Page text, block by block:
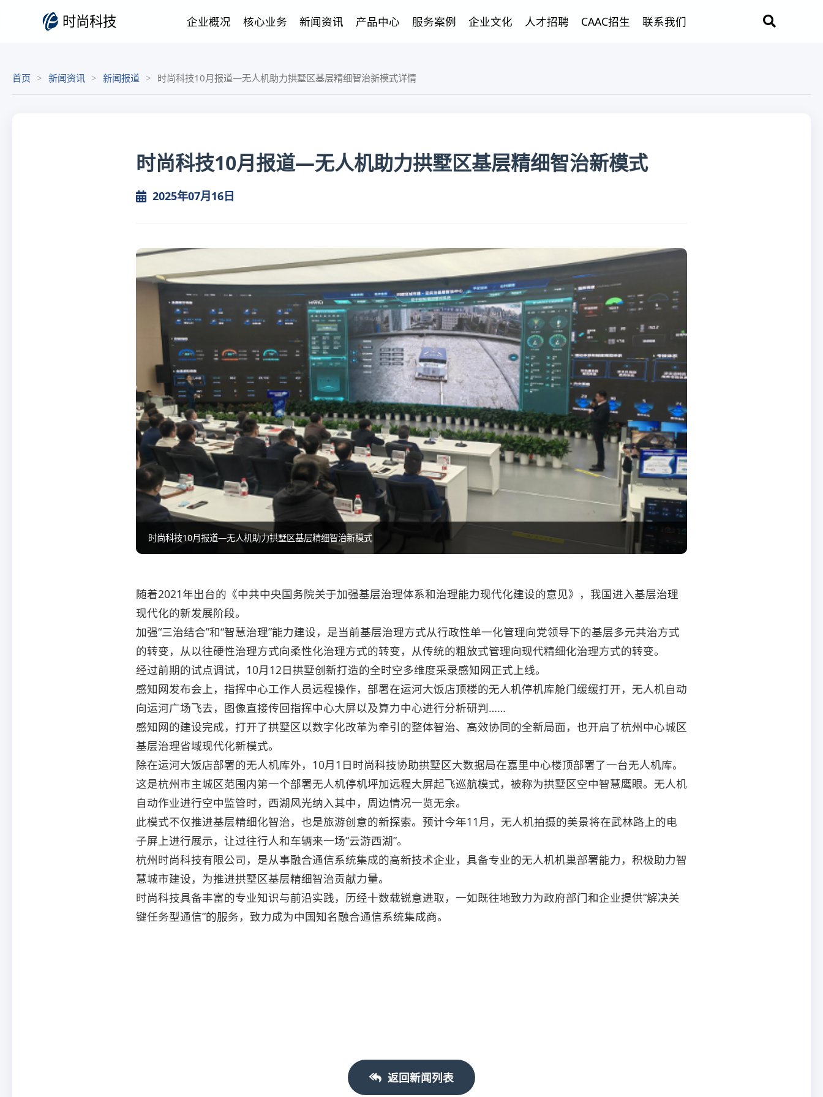
时尚科技 企业概况 核心业务 新闻资讯 产品中心 服务案例 企业文化 人才招聘 CAAC招生 联系我们
首页 新闻资讯 新闻报道 时尚科技10月报道—无人机助力拱墅区基层精细智治新模式详情
时尚科技10月报道—无人机助力拱墅区基层精细智治新模式
2025年07月16日
时尚科技10月报道—无人机助力拱墅区基层精细智治新模式
随着2021年出台的《中共中央国务院关于加强基层治理体系和治理能力现代化建设的意见》，我国进入基层治理
现代化的新发展阶段。
加强“三治结合”和“智慧治理”能力建设，是当前基层治理方式从行政性单一化管理向党领导下的基层多元共治方式
的转变，从以往硬性治理方式向柔性化治理方式的转变，从传统的粗放式管理向现代精细化治理方式的转变。
经过前期的试点调试，10月12日拱墅创新打造的全时空多维度采录感知网正式上线。
感知网发布会上，指挥中心工作人员远程操作，部署在运河大饭店顶楼的无人机停机库舱门缓缓打开，无人机自动
向运河广场飞去，图像直接传回指挥中心大屏以及算力中心进行分析研判……
感知网的建设完成，打开了拱墅区以数字化改革为牵引的整体智治、高效协同的全新局面，也开启了杭州中心城区
基层治理省域现代化新模式。
除在运河大饭店部署的无人机库外，10月1日时尚科技协助拱墅区大数据局在嘉里中心楼顶部署了一台无人机库。
这是杭州市主城区范围内第一个部署无人机停机坪加远程大屏起飞巡航模式，被称为拱墅区空中智慧鹰眼。无人机
自动作业进行空中监管时，西湖风光纳入其中，周边情况一览无余。
此模式不仅推进基层精细化智治，也是旅游创意的新探索。预计今年11月，无人机拍摄的美景将在武林路上的电
子屏上进行展示，让过往行人和车辆来一场“云游西湖”。
杭州时尚科技有限公司，是从事融合通信系统集成的高新技术企业，具备专业的无人机机巢部署能力，积极助力智
慧城市建设，为推进拱墅区基层精细智治贡献力量。
时尚科技具备丰富的专业知识与前沿实践，历经十数载锐意进取，一如既往地致力为政府部门和企业提供“解决关
键任务型通信”的服务，致力成为中国知名融合通信系统集成商。
返回新闻列表